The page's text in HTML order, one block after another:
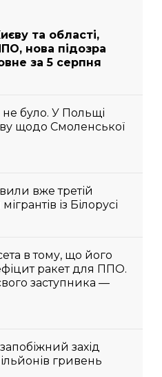
та області,
нова підозра
за 5 серпня
було. У Польщі
щодо Смоленської
вже третій
із Білорусі
в тому, що його
ракет для ППО.
заступника —
захід
гривень